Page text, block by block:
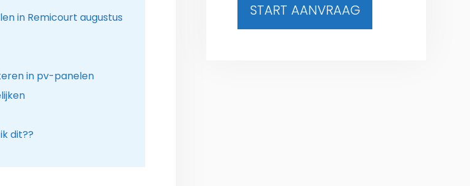
in Remicourt augustus
in pv-panelen
dit??
START AANVRAAG